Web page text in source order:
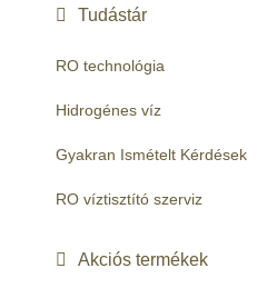
Tudástár
RO technológia
Hidrogénes víz
Gyakran Ismételt Kérdések
RO víztisztító szerviz
Akciós termékek